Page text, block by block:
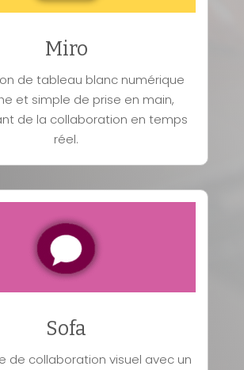
Miro
de tableau blanc numérique
et simple de prise en main,
de la collaboration en temps
réel.
Sofa
de collaboration visuel avec un